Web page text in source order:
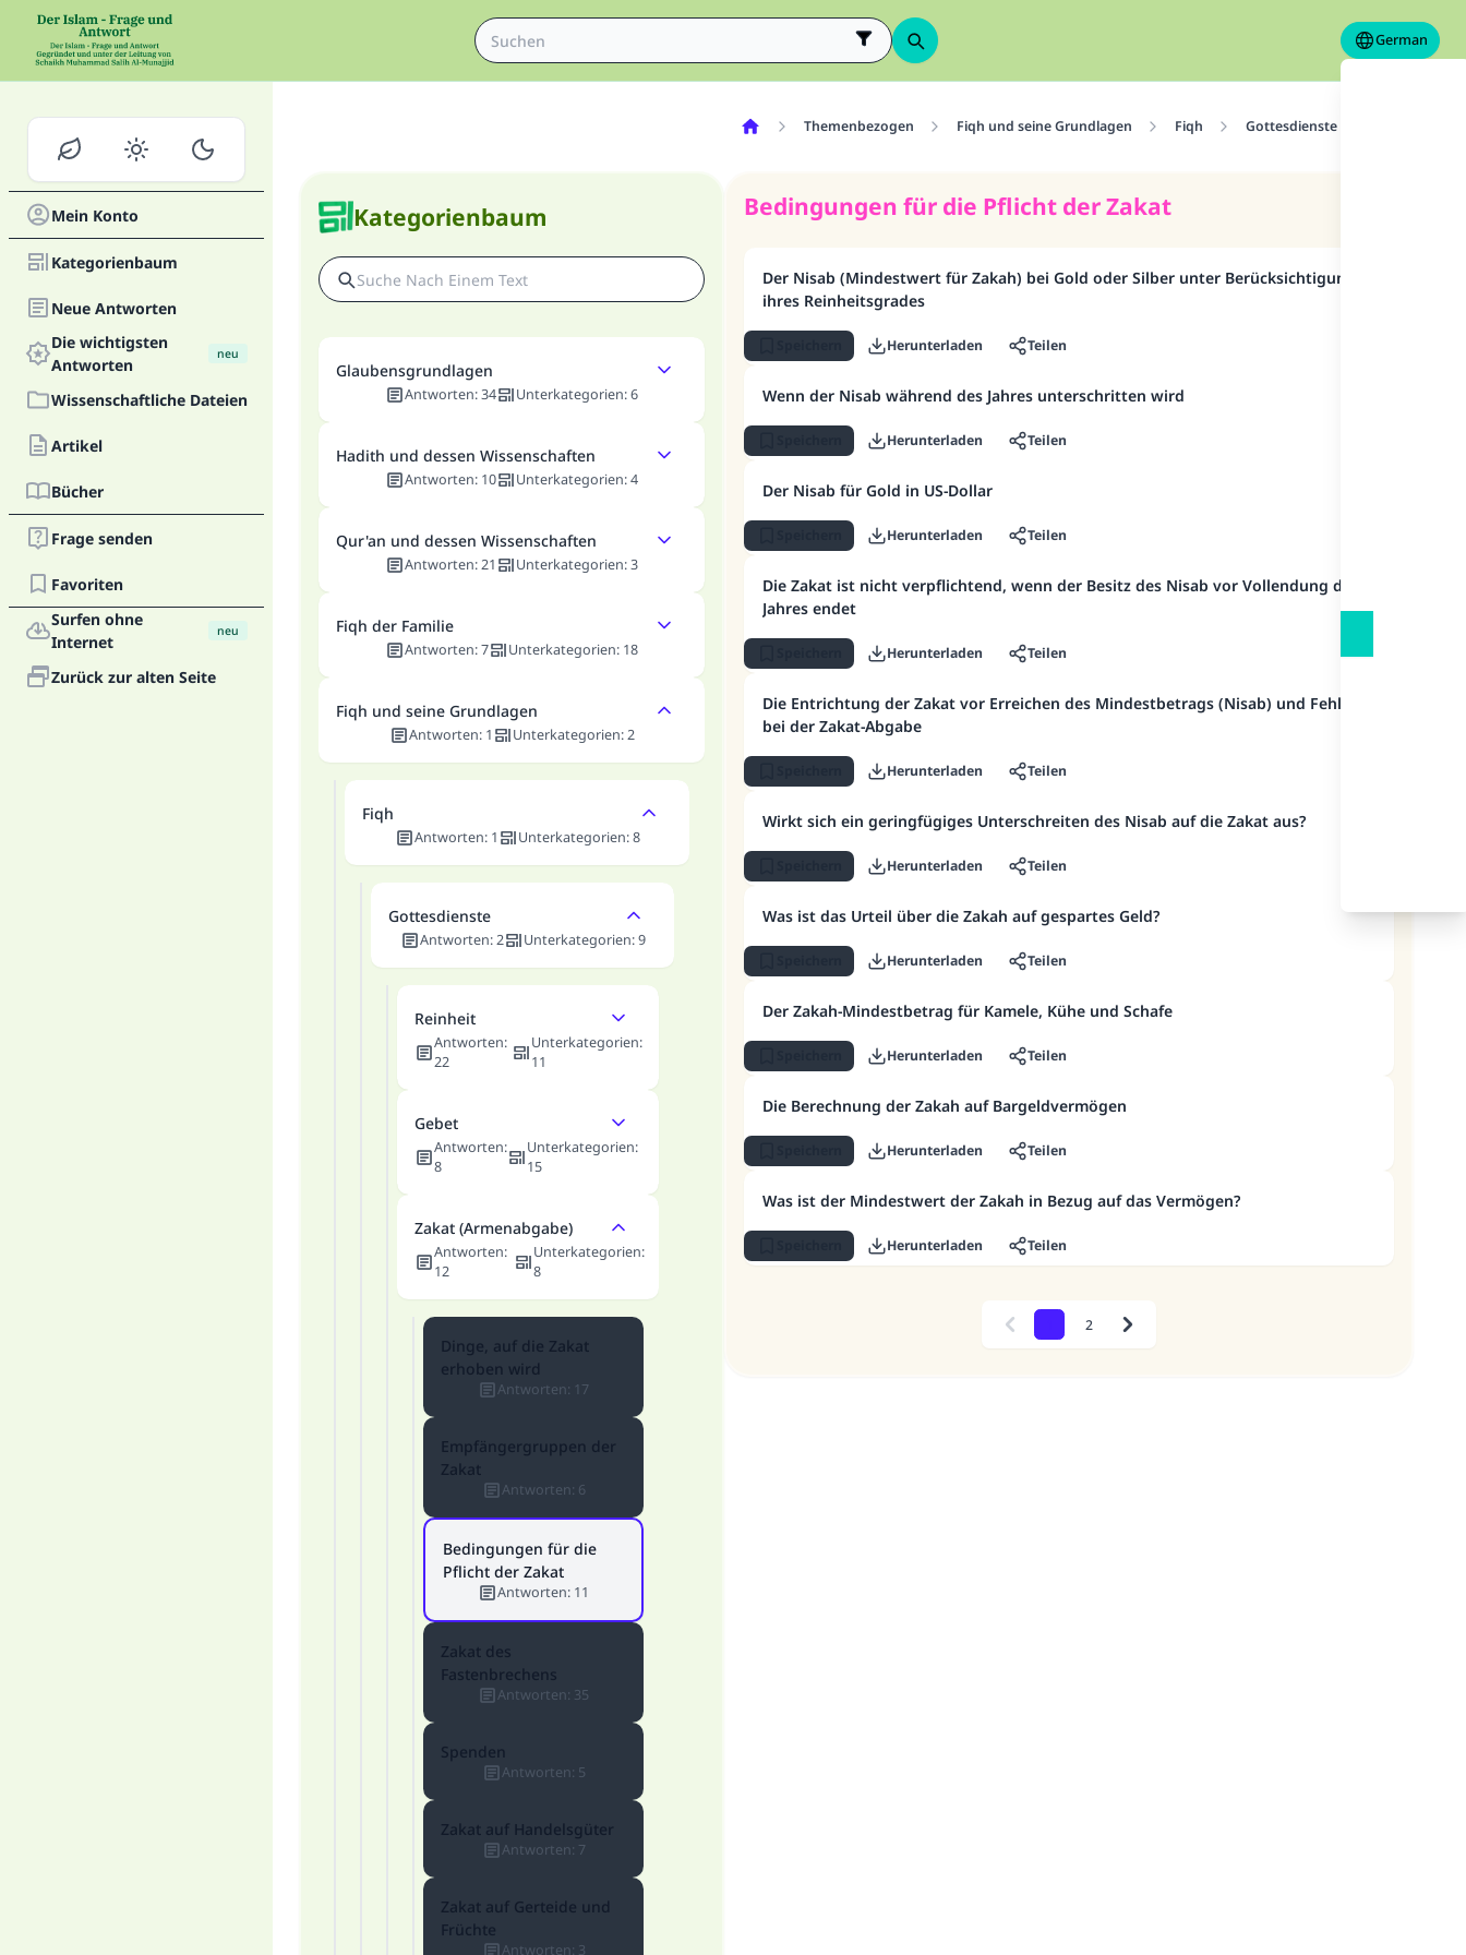
German
Mein Konto
Kategorienbaum
Neue Antworten
Die wichtigsten
Antworten
neu
Wissenschaftliche Dateien
Artikel
Bücher
Frage senden
Favoriten
Surfen ohne
Internet
neu
Zurück zur alten Seite
Kategorienbaum
Glaubensgrundlagen
Antworten:34 Unterkategorien:6
Hadith und dessen Wissenschaften
Antworten: 10 Unterkategorien:4
Qur'an und dessen Wissenschaften
Antworten:21 Unterkategorien:3
Fiqh der Familie
Antworten:7 Unterkategorien: 18
Fiqh und seine Grundlagen
Antworten: 1 Unterkategorien: 2
Fiqh
Antworten: 1 Unterkategorien: 8
Gottesdienste
Antworten:2 Unterkategorien: 9
Reinheit
Antworten:
22
Unterkategorien:
11
Gebet
Antworten:
8
Unterkategorien:
15
Zakat (Armenabgabe)
Antworten:
12
Unterkategorien:
8
Dinge, auf die Zakat
erhoben wird
Antworten: 17
Empfängergruppen der
Zakat
Antworten: 6
Bedingungen für die
Pflicht der Zakat
Antworten: 11
Zakat des
Fastenbrechens
Antworten: 35
Spenden
Antworten: 5
Zakat auf Handelsgüter
Antworten: 7
Zakat auf Gerteide und
Früchte
Antworten: 3
Themenbezogen Fiqh und seine Grundlagen Fiqh Gottesdienste
Bedingungen für die Pflicht der Zakat
Der Nisab (Mindestwert für Zakah) bei Gold oder Silber unter Berücksichtigung
ihres Reinheitsgrades
Herunterladen Teilen
Wenn der Nisab während des Jahres unterschritten wird
Herunterladen Teilen
Der Nisab für Gold in US-Dollar
Herunterladen Teilen
Die Zakat ist nicht verpflichtend, wenn der Besitz des Nisab vor Vollendung des
Jahres endet
Herunterladen Teilen
Die Entrichtung der Zakat vor Erreichen des Mindestbetrags (Nisab) und Fehler
bei der Zakat-Abgabe
Herunterladen Teilen
Wirkt sich ein geringfügiges Unterschreiten des Nisab auf die Zakat aus?
Herunterladen Teilen
Was ist das Urteil über die Zakah auf gespartes Geld?
Herunterladen Teilen
Der Zakah-Mindestbetrag für Kamele, Kühe und Schafe
Herunterladen Teilen
Die Berechnung der Zakah auf Bargeldvermögen
Herunterladen Teilen
Was ist der Mindestwert der Zakah in Bezug auf das Vermögen?
Herunterladen Teilen
Previous 2 Next
Die Antwort Nr. 110845 rettete eine Ehe.